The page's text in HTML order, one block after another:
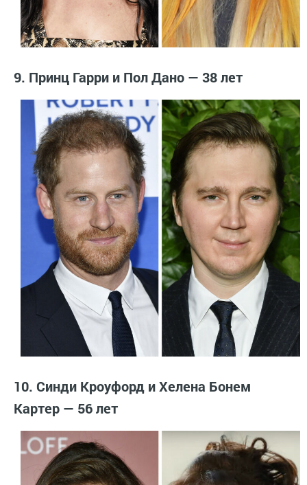
9. Принц Гарри и Пол Дано — 38 лет
10. Синди Кроуфорд и Хелена Бонем
Картер — 56 лет